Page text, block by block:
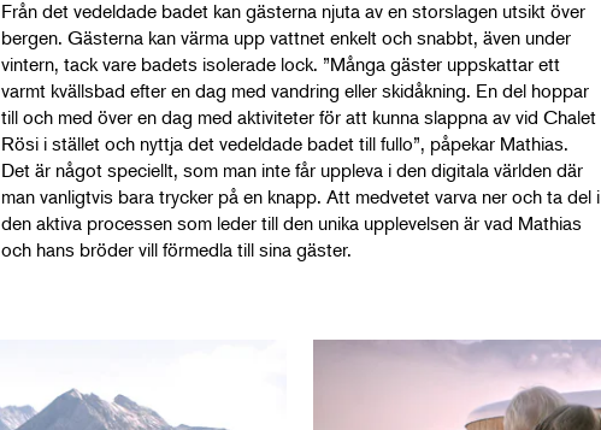
Från det vedeldade badet kan gästerna njuta av en storslagen utsikt över
bergen. Gästerna kan värma upp vattnet enkelt och snabbt, även under
vintern, tack vare badets isolerade lock. ”Många gäster uppskattar ett
varmt kvällsbad efter en dag med vandring eller skidåkning. En del hoppar
till och med över en dag med aktiviteter för att kunna slappna av vid Chalet
Rösi i stället och nyttja det vedeldade badet till fullo”, påpekar Mathias.
Det är något speciellt, som man inte får uppleva i den digitala världen där
man vanligtvis bara trycker på en knapp. Att medvetet varva ner och ta del i
den aktiva processen som leder till den unika upplevelsen är vad Mathias
och hans bröder vill förmedla till sina gäster.